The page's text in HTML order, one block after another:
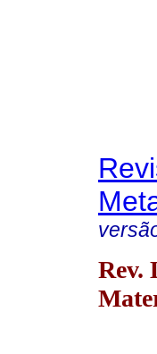
Rev.